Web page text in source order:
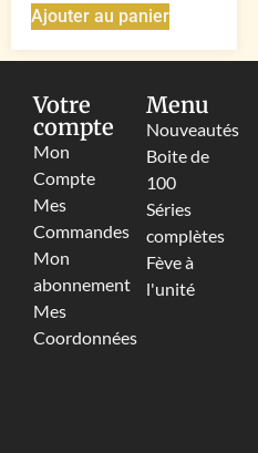
Ajouter au panier
Votre
compte
Mon
Compte
Mes
Commandes
Mon
abonnement
Mes
Coordonnées
Menu
Nouveautés
Boite de
100
Séries
complètes
Fève à
l'unité